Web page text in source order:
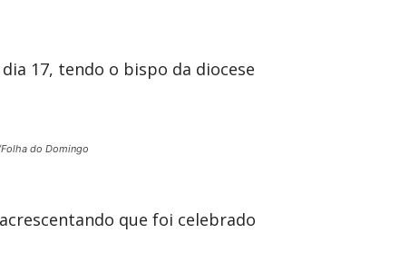
17, tendo o bispo da diocese
do Domingo
que foi celebrado